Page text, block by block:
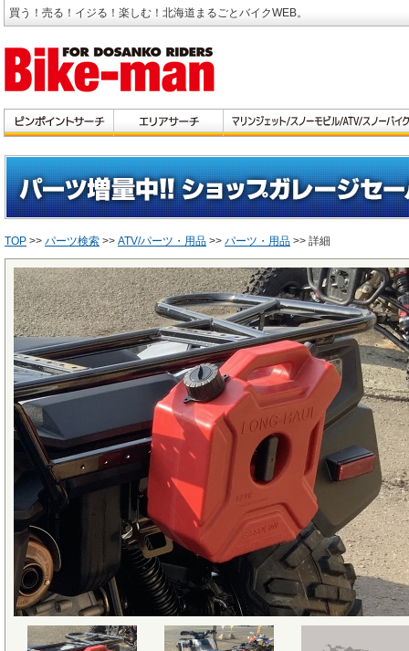
買う！売る！イジる！楽しむ！北海道まるごとバイクWEB。
TOP >> パーツ検索 >> ATV/パーツ・用品 >> パーツ・用品 >> 詳細